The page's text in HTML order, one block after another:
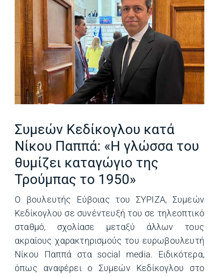
Συμεών Κεδίκογλου κατά
Νίκου Παππά: «Η γλώσσα του
θυμίζει καταγώγιο της
Τρούμπας το 1950»
Ο βουλευτής Eύβοιας του ΣΥΡΙΖΑ, Συμεών
Κεδίκογλου σε συνέντευξή του σε τηλεοπτικό
σταθμό, σχολίασε μεταξύ άλλων τους
ακραίους χαρακτηρισμούς του ευρωβουλευτή
Νίκου Παππά στα social media. Ειδικότερα,
όπως αναφέρει ο Συμεών Κεδίκογλου στο